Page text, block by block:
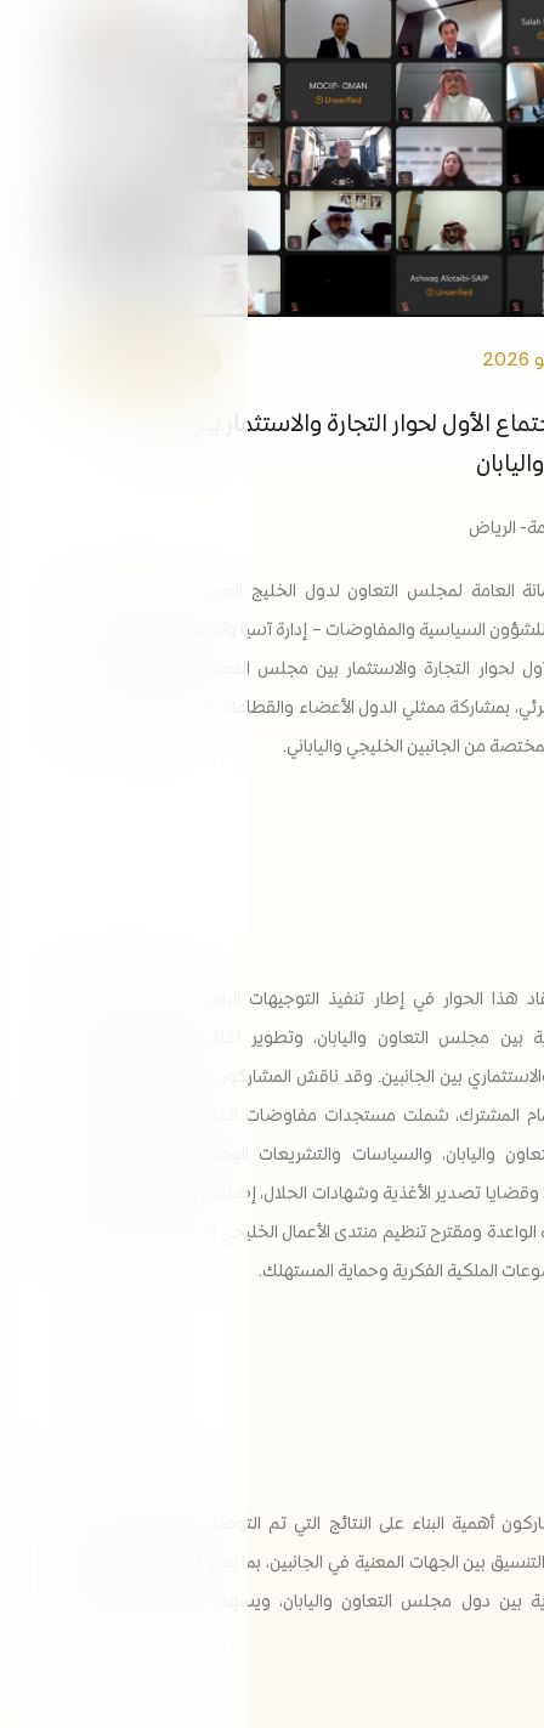
الأول لحوار التجارة والاستثمار بين مجلس
الرياض
العامة لمجلس التعاون لدول الخليج العربية، ممثلة في الأمانة
السياسية والمفاوضات – إدارة آسيا وأفريقيا والمحيط الهادي،
لحوار التجارة والاستثمار بين مجلس التعاون واليابان
بمشاركة ممثلي الدول الأعضاء والقطاعات المعنية بالأمانة العامة
من الجانبين الخليجي والياباني.
هذا الحوار في إطار تنفيذ التوجيهات الرامية إلى تعزيز الشراكة
بين مجلس التعاون واليابان، وتطوير آفاق التعاون الاقتصادي
بين الجانبين. وقد ناقش المشاركون عدداً من الموضوعات
المشترك، شملت مستجدات مفاوضات اتفاقية التجارة الحرة بين
واليابان، والسياسات والتشريعات الوطنية المتعلقة بالتجارة
وقضايا تصدير الأغذية وشهادات الحلال، إضافة إلى استعراض الفرص
الواعدة ومقترح تنظيم منتدى الأعمال الخليجي الياباني في طوكيو، إلى
الملكية الفكرية وحماية المستهلك.
أهمية البناء على النتائج التي تم التوصل إليها خلال الاجتماع،
بين الجهات المعنية في الجانبين، بما يعزز العلاقات الاقتصادية
بين دول مجلس التعاون واليابان، ويسهم في تحقيق المصالح